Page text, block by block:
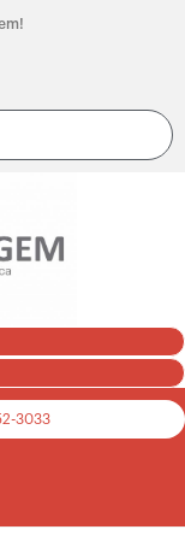
3033